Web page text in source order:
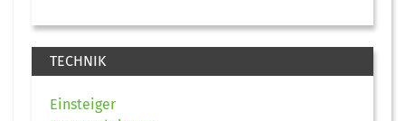
TECHNIK
Einsteiger